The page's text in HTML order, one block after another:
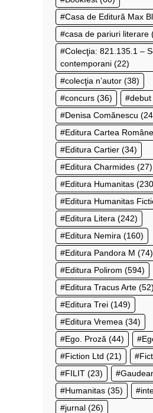
Casa de Editură Max
casa de pariuri literare
Colecţia: 821.135.1 –
contemporani (22)
colecţia n’autor (38)
concurs (36) debut
Denisa Comănescu
Editura Cartea
Editura Cartier (34)
Editura Charmides (27)
Editura Humanitas
Editura Humanitas
Editura Litera (242)
Editura Nemira (160)
Editura Pandora M (74)
Editura Polirom (594)
Editura Tracus Arte (52)
Editura Trei (149)
Editura Vremea (34)
Ego. Proză (44)
Fiction Ltd (21)
FILIT (23)
Humanitas (35)
jurnal (26)